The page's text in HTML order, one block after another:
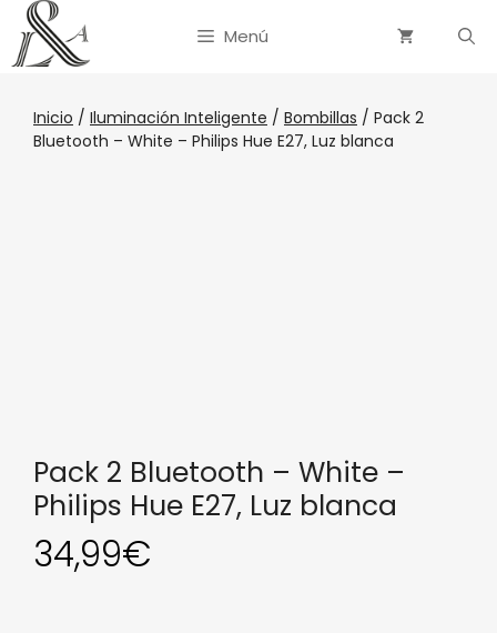
Menú
Inicio / Iluminación Inteligente / Bombillas / Pack 2
Bluetooth – White – Philips Hue E27, Luz blanca
Pack 2 Bluetooth – White –
Philips Hue E27, Luz blanca
34,99€